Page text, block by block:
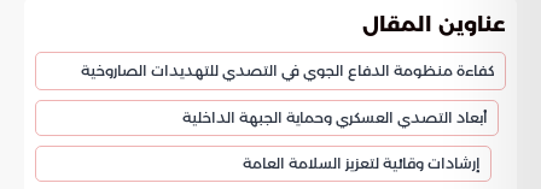
عناوين المقال
كفاءة منظومة الدفاع الجوي في التصدي للتهديدات الصاروخية
أبعاد التصدي العسكري وحماية الجبهة الداخلية
إرشادات وقائية لتعزيز السلامة العامة